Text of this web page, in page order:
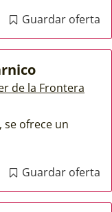
Guardar oferta
de la Frontera
se ofrece un
Guardar oferta